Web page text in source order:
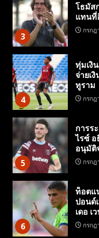
3
โธมัส
แทนที่
กรกฎ
4
ทุ่มเงิ
จ่ายเ
ทูราม
กรกฎ
5
การร
ไรซ์ อ
อนุมัติ
กรกฎ
6
ท็อตแ
ปอนด์
เดอ เ
กรกฎ